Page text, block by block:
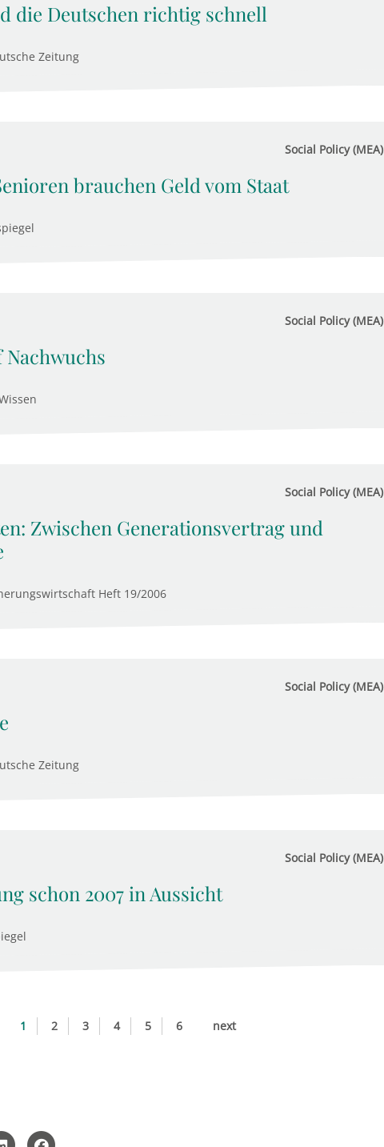
die Deutschen richtig schnell
Zeitung
Social Policy (MEA)
brauchen Geld vom Staat
Social Policy (MEA)
Social Policy (MEA)
Zwischen Generationsvertrag und
Heft 19/2006
Social Policy (MEA)
Zeitung
Social Policy (MEA)
schon 2007 in Aussicht
1 2 3 4 5 6 next